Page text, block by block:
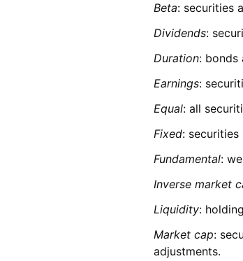
Beta: securities
Dividends:
Duration: bonds
Earnings:
Equal: all
Fixed:
Fundamental:
Inverse market
Liquidity:
Market cap:
adjustments.